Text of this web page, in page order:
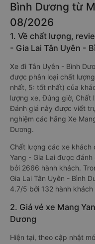
Bình Dương từ
08/2026
1. Về chất lượng,
- Gia Lai Tân Uyên -
Xe đi Tân Uyên - Bình
được phân loại chất
nhất, 5: tốt nhất) của
lượng xe, Đúng giờ, Chất
Đánh giá này được viết
nghiệm các hãng Xe
Dương.
Chất lượng các xe khách
Yang - Gia Lai được
bởi 2666 hành khách.
Gia Lai Tân Uyên - Bình
4.7/5 bởi 132 hành khách
2. Giá vé xe Mang
Dương
Hiện tại, theo cập nhật